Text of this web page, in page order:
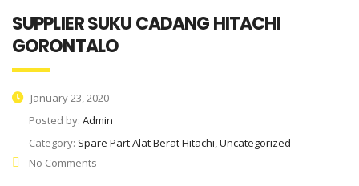
SUPPLIER SUKU CADANG HITACHI
GORONTALO
January 23, 2020
Posted by: Admin
Category: Spare Part Alat Berat Hitachi, Uncategorized
No Comments